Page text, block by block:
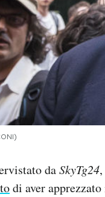
daSkyTg24
di aver